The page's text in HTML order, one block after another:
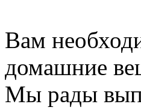
Вам
домашние
Мы рады